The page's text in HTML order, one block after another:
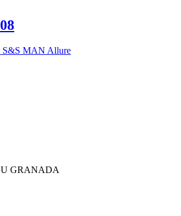
S&S MAN Allure
GRANADA